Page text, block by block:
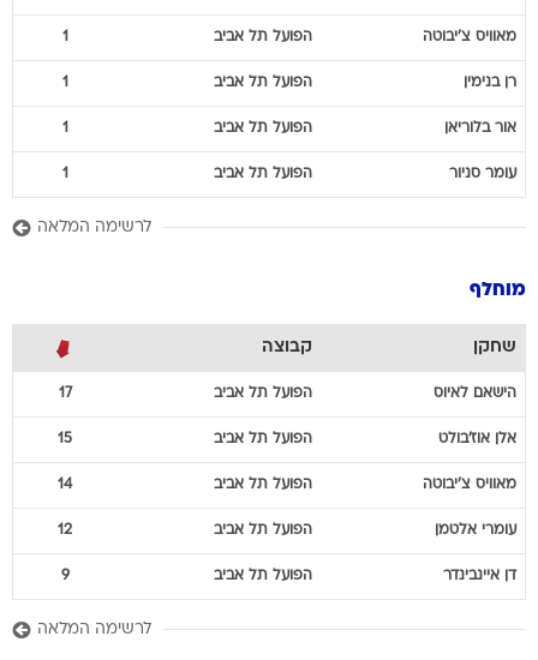
מאוויס צ'יבוטה הפועל תל אביב 1
רן בנימין הפועל תל אביב 1
אור בלוריאן הפועל תל אביב 1
עומר סניור הפועל תל אביב 1
לרשימה המלאה
מוחלף
שחקן קבוצה
הישאם לאיוס הפועל תל אביב 17
אלן אוז'בולט הפועל תל אביב 15
מאוויס צ'יבוטה הפועל תל אביב 14
עומרי אלטמן הפועל תל אביב 12
דן איינבינדר הפועל תל אביב 9
לרשימה המלאה